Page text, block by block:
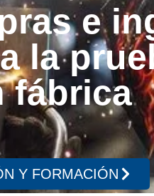
e
la
fábrica
Y FORMACIÓN